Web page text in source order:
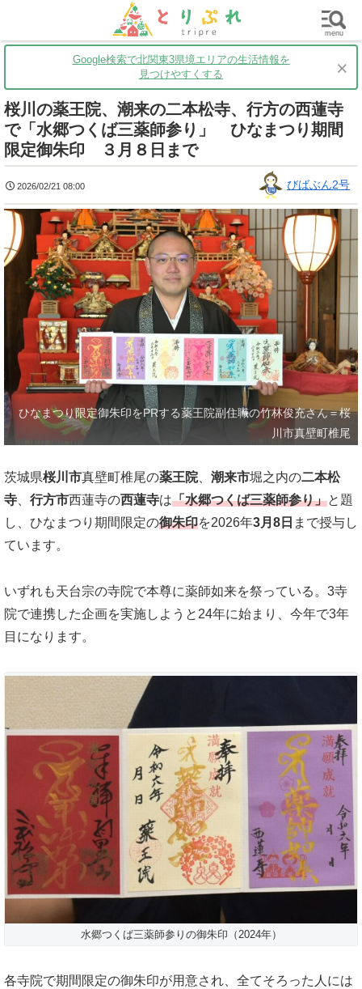
茨城 グルメ 買い物 子育て
Google検索で北関東3県境エリアの生活情報を
見つけやすくする
×
桜川の薬王院、潮来の二本松寺、行方の西蓮寺
で「水郷つくば三薬師参り」 ひなまつり期間
限定御朱印 ３月８日まで
2026/02/21 08:00 びばぶん2号
ひなまつり限定御朱印をPRする薬王院副住職の竹林俊充さん＝桜
川市真壁町椎尾
茨城県桜川市真壁町椎尾の薬王院、 潮来市堀之内の二本松
寺
行方市西蓮寺の西蓮寺は「水郷つくば三薬師参り」と題
し、ひなまつり期間限定の御朱印を2026年3月8日 まで授与し
ています。
いずれも天台宗の寺院で本尊に薬師如来を祭っている。3寺
院で連携した企画を実施しようと24年に始まり、今年で3年
目になります。
水郷つくば三薬師参りの御朱印（2024年）
各寺院で期間限定の御朱印が用意され、全てそろった人には
menu